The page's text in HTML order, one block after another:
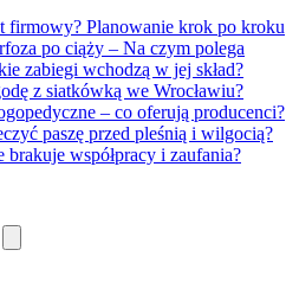
firmowy? Planowanie krok po kroku
po ciąży – Na czym polega
zabiegi wchodzą w jej skład?
z siatkówką we Wrocławiu?
– co oferują producenci?
paszę przed pleśnią i wilgocią?
współpracy i zaufania?